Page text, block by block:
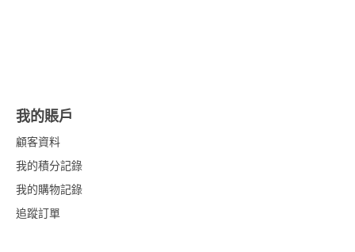
我的賬戶
顧客資料
我的積分記錄
我的購物記錄
追蹤訂單